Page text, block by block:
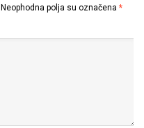
Neophodna polja su označena *